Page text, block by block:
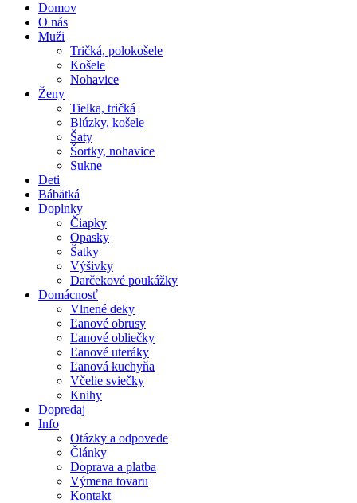
Domov
O nás
Muži
Tričká, polokošele
Košele
Nohavice
Ženy
Tielka, tričká
Blúzky, košele
Šaty
Šortky, nohavice
Sukne
Deti
Bábätká
Doplnky
Čiapky
Opasky
Šatky
Výšivky
Darčekové poukážky
Domácnosť
Vlnené deky
Ľanové obrusy
Ľanové obliečky
Ľanové uteráky
Ľanová kuchyňa
Včelie sviečky
Knihy
Dopredaj
Info
Otázky a odpovede
Články
Doprava a platba
Výmena tovaru
Kontakt